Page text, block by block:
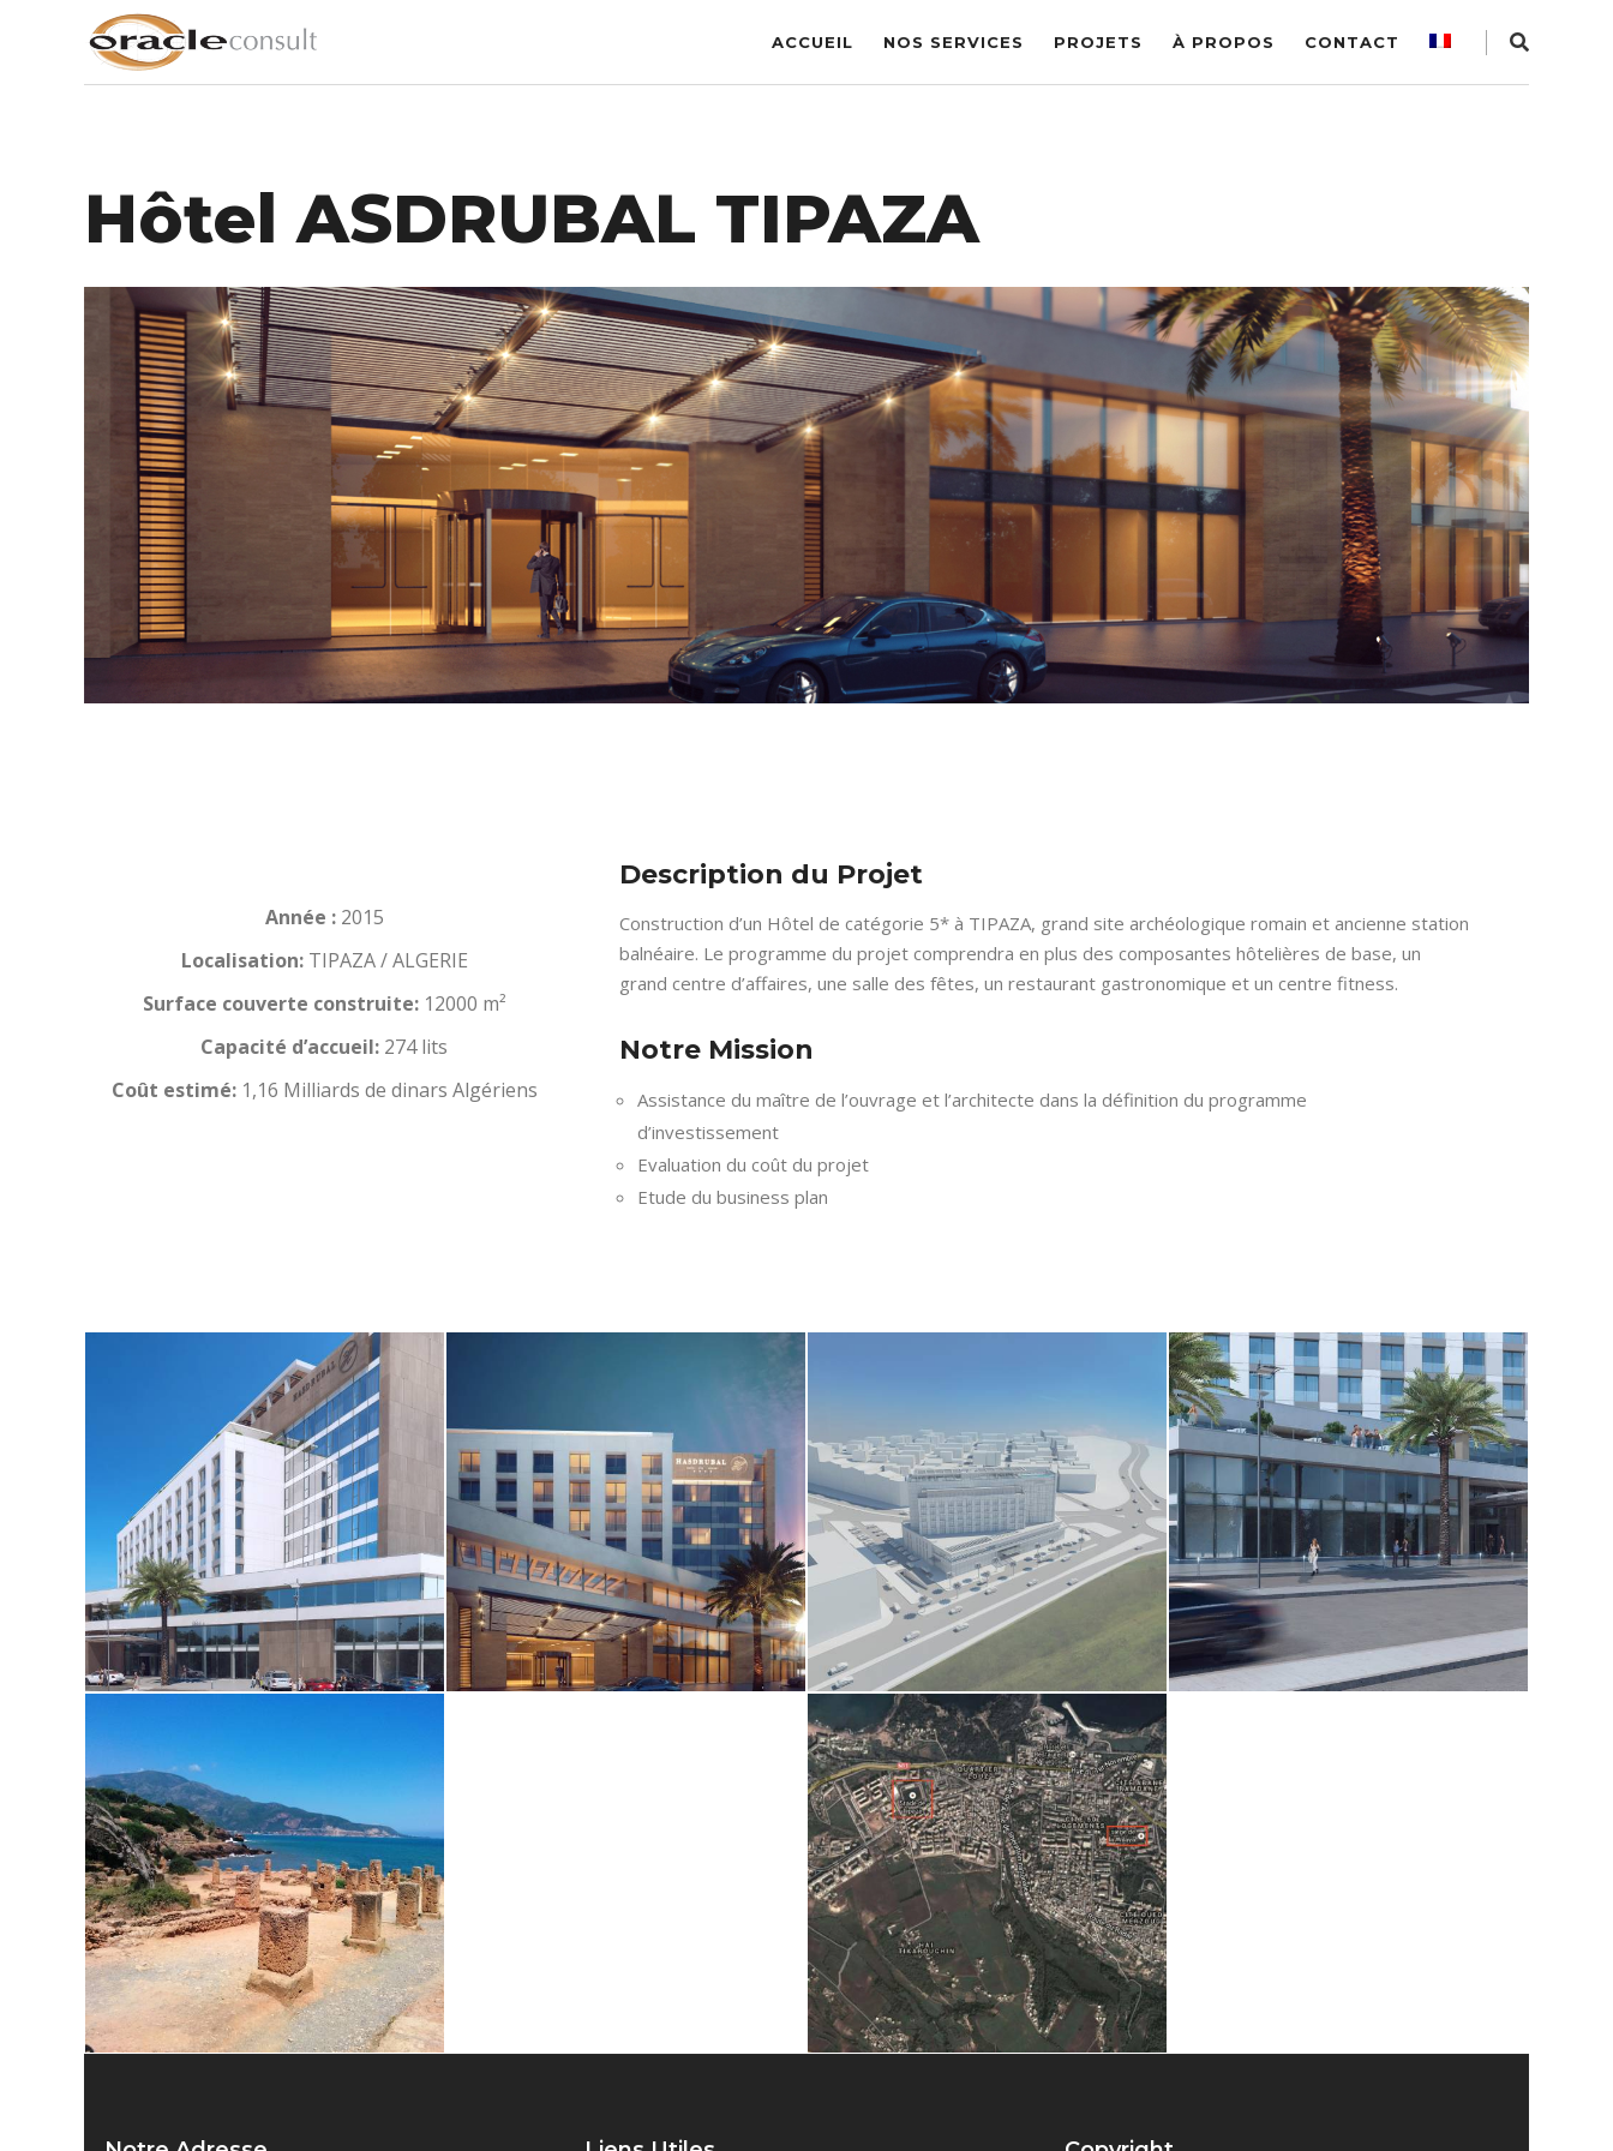
ACCUEIL NOS SERVICES PROJETS À PROPOS CONTACT
Hôtel ASDRUBAL TIPAZA
Année :2015
Localisation:TIPAZA / ALGERIE
Surface couverte construite:12000 m²
Capacité d’accueil: 274 lits
Coût estimé:1,16 Milliards de dinars Algériens
Description du Projet
Construction d’un Hôtel de catégorie 5* à TIPAZA, grand site archéologique romain et ancienne station
balnéaire. Le programme du projet comprendra en plus des composantes hôtelières de base, un
grand centre d’affaires, une salle des fêtes, un restaurant gastronomique et un centre fitness.
Notre Mission
Assistance du maître de l’ouvrage et l’architecte dans la définition du programme
d’investissement
Evaluation du coût du projet
Etude du business plan